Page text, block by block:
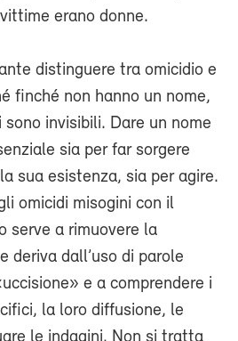
erano donne.
distinguere tra omicidio e
finché non hanno un nome,
invisibili. Dare un nome
sia per far sorgere
sua esistenza, sia per agire.
omicidi misogini con il
serve a rimuovere la
deriva dall’uso di parole
e a comprendere i
la loro diffusione, le
le indagini. Non si tratta